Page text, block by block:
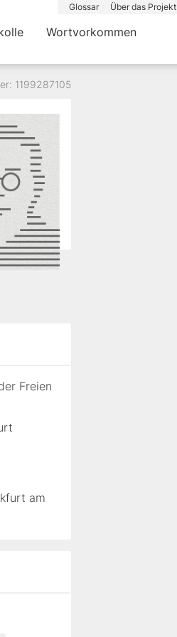
Glossar Über das Projekt
Wortvorkommen
1199287105
Freien
am